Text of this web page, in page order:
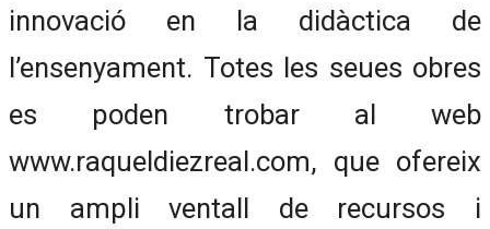
innovació en la didàctica de
l’ensenyament. Totes les seues obres
es poden trobar al web
www.raqueldiezreal.com, que ofereix
un ampli ventall de recursos i